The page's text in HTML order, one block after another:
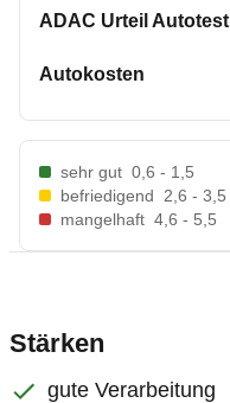
ADAC Urteil Autotest
Autokosten
sehr gut 0,6 - 1,5
befriedigend
2,6 - 3,5
mangelhaft 4,6 - 5,5
Stärken
gute Verarbeitung